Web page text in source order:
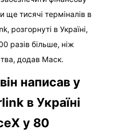
ще тисячі терміналів в
розгорнуті в Україні,
разів більше, ніж
додав Маск.
написав у
в Україні
у 80